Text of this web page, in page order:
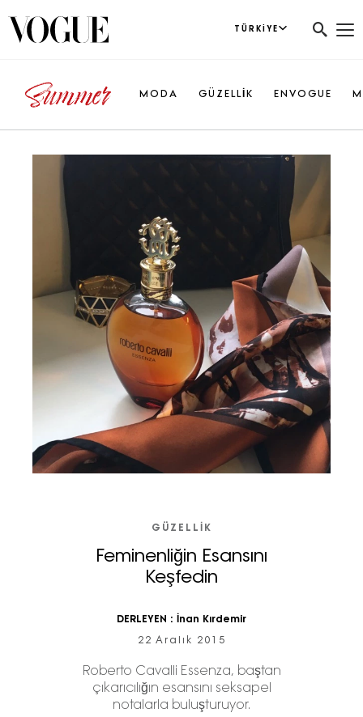
TÜRKIYE
MODA GÜZELLİK ENVOGUE
GÜZELLIK
Feminenliğin Esansını
Keşfedin
DERLEYEN : İnan Kırdemir
22 Aralık 2015
Roberto Cavalli Essenza, baştan
çıkarıcılığın esansını seksapel
notalarla buluşturuyor.